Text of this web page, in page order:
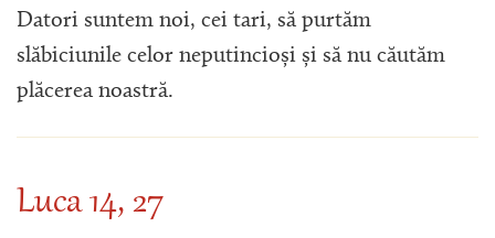
Datori suntem noi, cei tari, să purtăm
slăbiciunile celor neputincioși și să nu căutăm
plăcerea noastră.
Luca 14, 27